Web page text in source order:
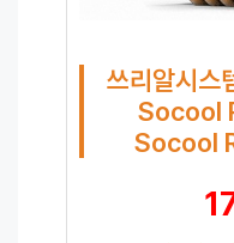
쓰리알시스
Socool
Socool